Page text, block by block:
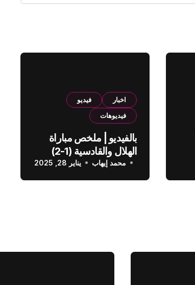
اخبار
فيديو
فيديوهات
بالفيديو | ملخص مباراة
الهلال والقادسية (1-2)
الدوري السعودي
محمد إيهاب يناير 28, 2025